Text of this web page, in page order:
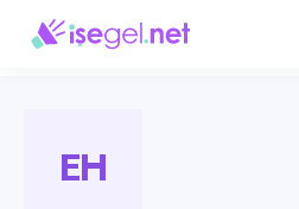
Pozisyon
Komi
KategoriEH